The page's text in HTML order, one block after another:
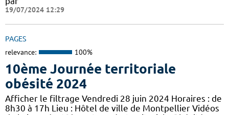
19/07/2024 12:29
PAGES
relevance: 100%
10ème Journée territoriale
obésité 2024
Afficher le filtrage Vendredi 28 juin 2024 Horaires : de
8h30 à 17h Lieu : Hôtel de ville de Montpellier Vidéos